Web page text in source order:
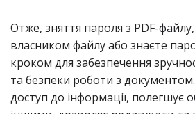
Отже, зняття пароля з PDF-
власником файлу або знаєте
кроком для забезпечення
та безпеки роботи з
доступ до інформації, полегшує